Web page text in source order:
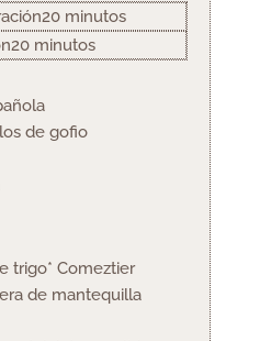
20minutos
minutos
20minutos
minutos
de gofio
trigo* Comeztier
de mantequilla